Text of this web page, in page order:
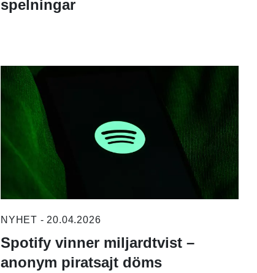
spelningar
NYHET - 20.04.2026
Spotify vinner miljardtvist –
anonym piratsajt döms